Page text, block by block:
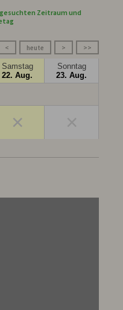
Zeitraum und
>>
>
heute
<
Samstag
22. Aug.
Sonntag
23. Aug.
×